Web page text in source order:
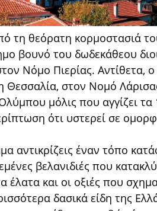
τη θεόρατη κορμοστασιά
βουνό του δωδεκάθεου
Νόμο Πιερίας.
Θεσσαλία, στον Νομό
μόλις που αγγίζει
ότι υστερεί σε
αντικρίζεις έναν τόπο
βελανιδιές που
έλατα και οι οξιές που
δασικά είδη της